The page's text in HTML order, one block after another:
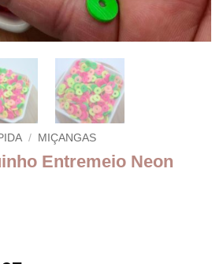
/ MIÇANGAS
Entremeio Neon